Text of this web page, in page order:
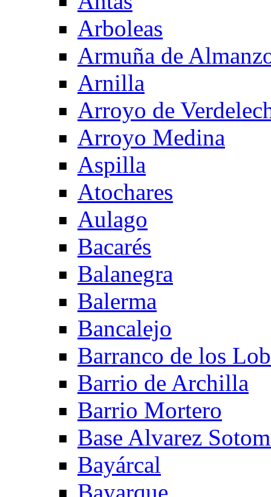
Arboleas
Armuña de
Arnilla
Arroyo de
Arroyo Medina
Aspilla
Atochares
Aulago
Bacarés
Balanegra
Balerma
Bancalejo
Barranco de los
Barrio de Archilla
Barrio Mortero
Base Alvarez
Bayárcal
Bayarque